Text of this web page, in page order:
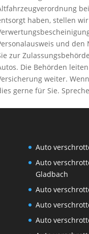
haben, stellen
und
zur
Die Behörden
weiter.
gerne für Sie.
Auto
Auto
Gladbach
Auto
Auto
Auto